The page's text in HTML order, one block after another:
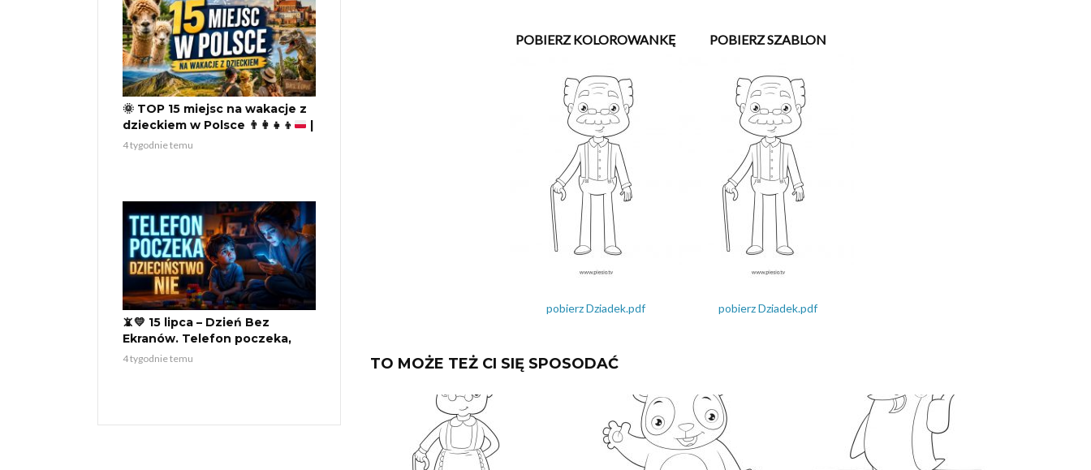
🌞 TOP 15 miejsc na wakacje z
dzieckiem w Polsce 👨‍👩‍👧‍👦
|
Nieoczywiste pomysły na
4 tygodnie temu
📵💛 15 lipca – Dzień Bez
Ekranów. Telefon poczeka,
dzieciństwo nie 👶❤️
4 tygodnie temu
POBIERZ KOLOROWANKĘ
pobierz Dziadek.pdf
POBIERZ SZABLON
pobierz Dziadek.pdf
TO MOŻE TEŻ CI SIĘ SPOSODAĆ